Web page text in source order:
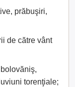
prăbuşiri,
de către vânt
torenţiale;